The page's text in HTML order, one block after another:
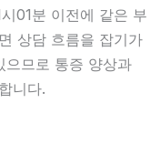
01분 이전에 같은 부
상담 흐름을 잡기가
으므로 통증 양상과
니다.